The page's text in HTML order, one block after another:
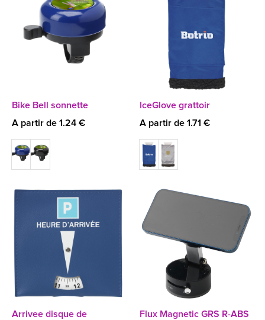
Bike Bell sonnette
A partir de 1.24 €
IceGlove grattoir
A partir de 1.71 €
Arrivee disque de
Flux Magnetic GRS R-ABS